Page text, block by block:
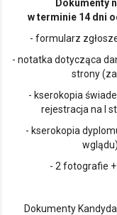
Dokumenty
w terminie 14 dni
- formularz
- notatka dotycząca
strony
- kserokopia
rejestracja na I
- kserokopia
- 2 fotografie
Dokumenty